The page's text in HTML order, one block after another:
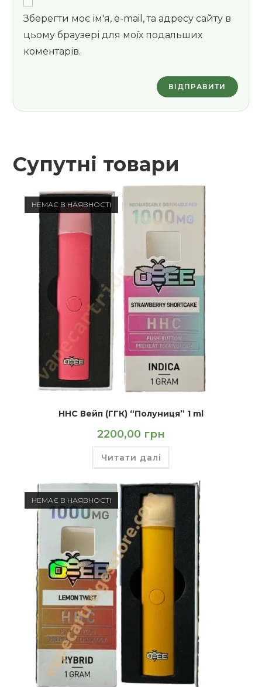
Зберегти моє ім'я, e-mail, та адресу сайту в
цьому браузері для моїх подальших
коментарів.
Супутні товари
НЕМАЄ В НАЯВНОСТІ
HHC Вейп (ГГК) “Полуниця” 1 ml
2200,00 грн
Читати далі
НЕМАЄ В НАЯВНОСТІ